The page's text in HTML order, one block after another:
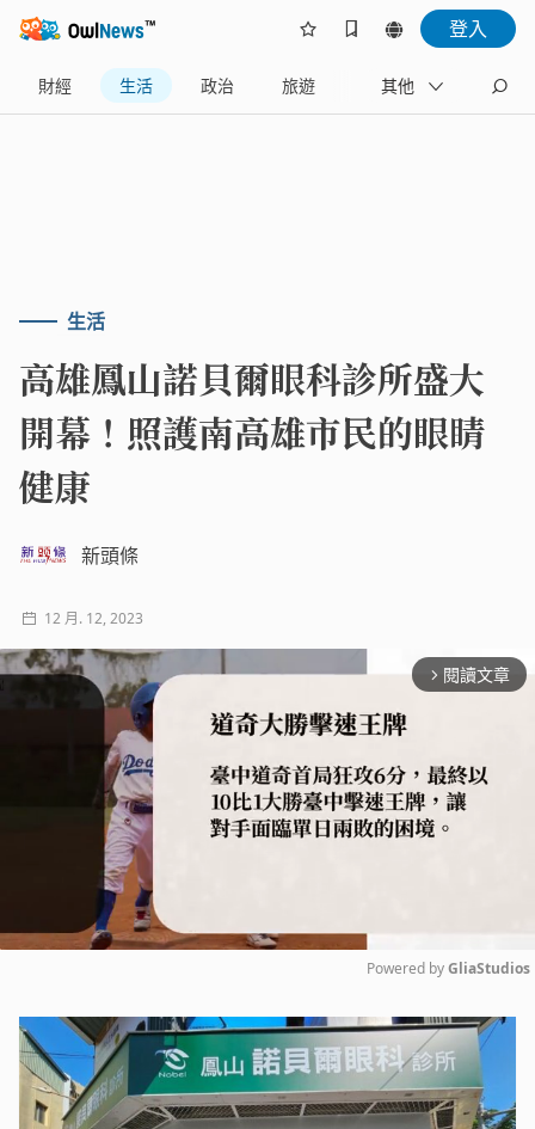
登入
財經 生活 政治 旅遊 體育
其他
生活
高雄鳳山諾貝爾眼科診所盛大
開幕！照護南高雄市民的眼睛
健康
新頭條
12 月. 12, 2023
arrow_forward_ios 閱讀文章
Mute
Powered by GliaStudios